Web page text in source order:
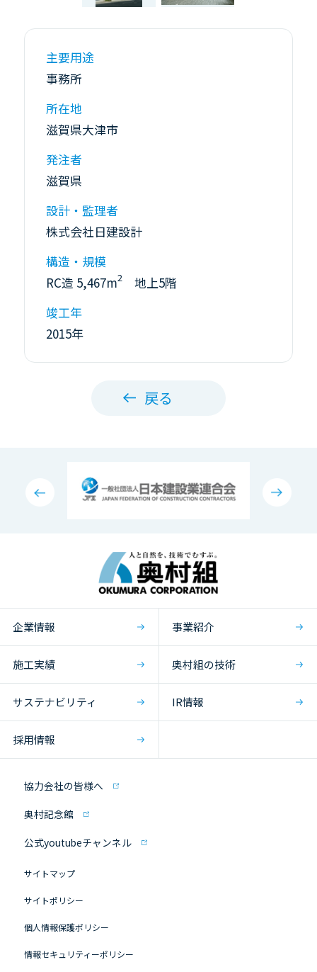
主要用途
事務所
所在地
滋賀県大津市
発注者
滋賀県
設計・監理者
株式会社日建設計
構造・規模
RC造 5,467m2地上5階
竣工年
2015年
戻る
企業情報 事業紹介
施工実績 奥村組の技術
サステナビリティ IR情報
採用情報
協力会社の皆様へ
奥村記念館
公式youtubeチャンネル
サイトマップ
サイトポリシー
個人情報保護ポリシー
情報セキュリティーポリシー